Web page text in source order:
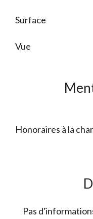
Surface
Vue
Honoraires à la
Pas